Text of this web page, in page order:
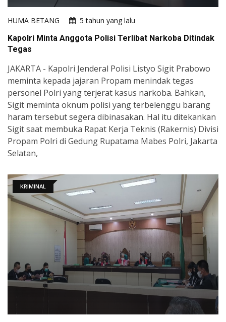
HUMA BETANG
5 tahun yang lalu
Kapolri Minta Anggota Polisi Terlibat Narkoba Ditindak
Tegas
JAKARTA - Kapolri Jenderal Polisi Listyo Sigit Prabowo
meminta kepada jajaran Propam menindak tegas
personel Polri yang terjerat kasus narkoba. Bahkan,
Sigit meminta oknum polisi yang terbelenggu barang
haram tersebut segera dibinasakan. Hal itu ditekankan
Sigit saat membuka Rapat Kerja Teknis (Rakernis) Divisi
Propam Polri di Gedung Rupatama Mabes Polri, Jakarta
Selatan,
KRIMINAL